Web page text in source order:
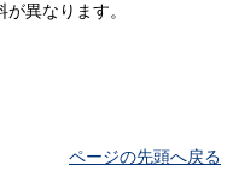
異なります。
ページの先頭へ戻る